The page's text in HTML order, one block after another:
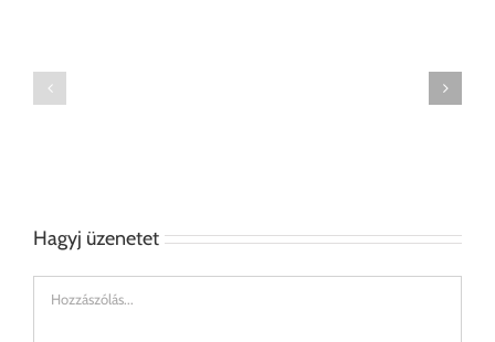
Hagyj üzenetet